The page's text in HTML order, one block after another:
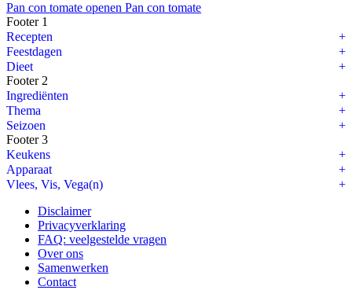
Pan con tomate openen Pan con tomate
Footer 1
Recepten
Feestdagen
Dieet
Footer 2
Ingrediënten
Thema
Seizoen
Footer 3
Keukens
Apparaat
Vlees, Vis, Vega(n)
Disclaimer
Privacyverklaring
FAQ: veelgestelde vragen
Over ons
Samenwerken
Contact